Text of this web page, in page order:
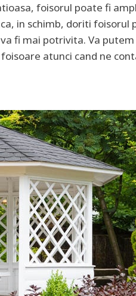
foisorul poate fi
in schimb, doriti foisorul
fi mai potrivita. Va
atunci cand ne